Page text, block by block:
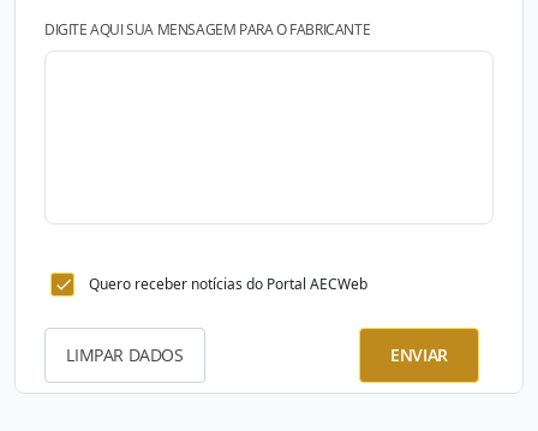
DIGITE AQUI SUA MENSAGEM PARA O FABRICANTE
Quero receber notícias do Portal AECWeb
LIMPAR DADOS ENVIAR